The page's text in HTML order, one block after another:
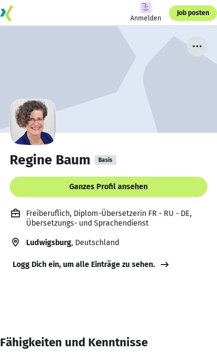
Anmelden
Job posten
Regine Baum Basis
Ganzes Profil ansehen
Freiberuflich, Diplom-Übersetzerin FR - RU - DE,
Übersetzungs- und Sprachendienst
Ludwigsburg, Deutschland
Logg Dich ein, um alle Einträge zu sehen.
Fähigkeiten und Kenntnisse